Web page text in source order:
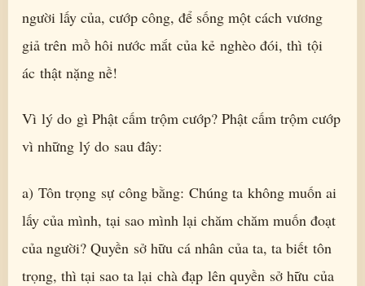
người lấy của, cướp công, để sống một cách vương
giả trên mồ hôi nước mắt của kẻ nghèo đói, thì tội
ác thật nặng nề!
Vì lý do gì Phật cấm trộm cướp? Phật cấm trộm cướp
vì những lý do sau đây:
a) Tôn trọng sự công bằng: Chúng ta không muốn ai
lấy của mình, tại sao mình lại chăm chăm muốn đoạt
của người? Quyền sở hữu cá nhân của ta, ta biết tôn
trọng, thì tại sao ta lại chà đạp lên quyền sở hữu của